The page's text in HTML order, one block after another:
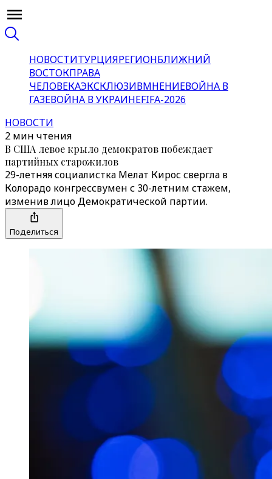
НОВОСТИТУРЦИЯРЕГИОНБЛИЖНИЙ
ВОСТОКПРАВА
ЧЕЛОВЕКАЭКСКЛЮЗИВМНЕНИЕВОЙНА В
ГАЗЕВОЙНА В УКРАИНЕFIFA-2026
НОВОСТИ
2 мин чтения
В США левое крыло демократов побеждает
партийных старожилов
29-летняя социалистка Мелат Кирос свергла в
Колорадо конгрессвумен с 30-летним стажем,
изменив лицо Демократической партии.
Поделиться